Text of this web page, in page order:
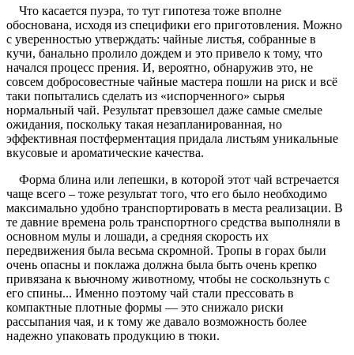
Что касается пуэра, то тут гипотеза тоже вполне
обоснована, исходя из специфики его приготовления. Можно
с уверенностью утверждать: чайные листья, собранные в
кучи, банально пролило дождем и это привело к тому, что
начался процесс прения. И, вероятно, обнаружив это, не
совсем добросовестные чайные мастера пошли на риск и всё
таки попытались сделать из «испорченного» сырья
нормальный чай. Результат превзошел даже самые смелые
ожидания, поскольку такая незапланированная, но
эффективная постферментация придала листьям уникальные
вкусовые и ароматические качества.
Форма блина или лепешки, в которой этот чай встречается
чаще всего – тоже результат того, что его было необходимо
максимально удобно транспортировать в места реализации. В
те давние времена роль транспортного средства выполняли в
основном мулы и лошади, а средняя скорость их
передвижения была весьма скромной. Тропы в горах были
очень опасны и поклажа должна была быть очень крепко
привязана к вьючному животному, чтобы не соскользнуть с
его спины... Именно поэтому чай стали прессовать в
компактные плотные формы — это снижало риски
рассыпания чая, и к тому же давало возможность более
надежно упаковать продукцию в тюки.